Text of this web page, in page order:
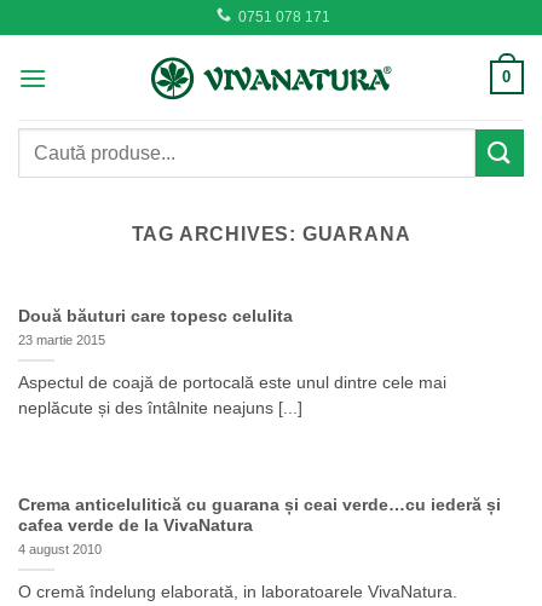
content
0751 078 171
0
Caută
TAG ARCHIVES: GUARANA
Două băuturi care topesc celulita
23 martie 2015
Aspectul de coajă de portocală este unul dintre cele mai
neplăcute și des întâlnite neajuns [...]
Crema anticelulitică cu guarana și ceai verde…cu iederă și
cafea verde de la VivaNatura
4 august 2010
O cremă îndelung elaborată, in laboratoarele VivaNatura.